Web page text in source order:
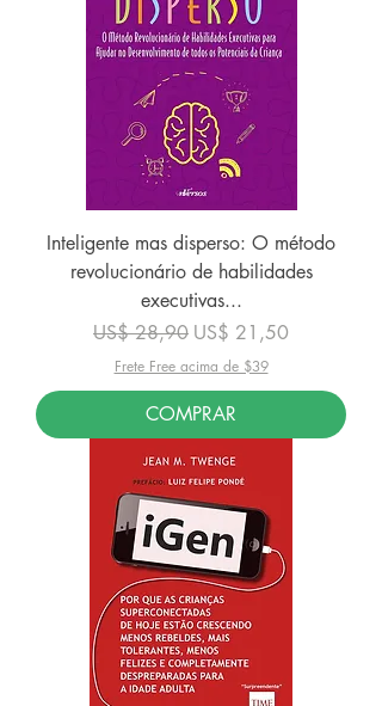
Inteligente mas disperso: O método
revolucionário de habilidades
executivas...
Preço normal
US$ 28,90 Preço promocional
US$ 21,50
Frete Free acima de $39
COMPRAR